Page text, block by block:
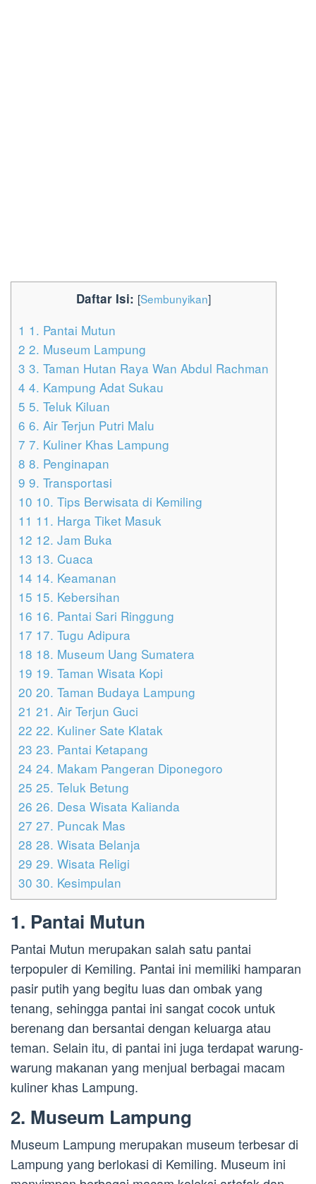
Daftar Isi: [Sembunyikan]
1 1. Pantai Mutun
2 2. Museum Lampung
3 3. Taman Hutan Raya Wan Abdul Rachman
4 4. Kampung Adat Sukau
5 5. Teluk Kiluan
6 6. Air Terjun Putri Malu
7 7. Kuliner Khas Lampung
8 8. Penginapan
9 9. Transportasi
10 10. Tips Berwisata di Kemiling
11 11. Harga Tiket Masuk
12 12. Jam Buka
13 13. Cuaca
14 14. Keamanan
15 15. Kebersihan
16 16. Pantai Sari Ringgung
17 17. Tugu Adipura
18 18. Museum Uang Sumatera
19 19. Taman Wisata Kopi
20 20. Taman Budaya Lampung
21 21. Air Terjun Guci
22 22. Kuliner Sate Klatak
23 23. Pantai Ketapang
24 24. Makam Pangeran Diponegoro
25 25. Teluk Betung
26 26. Desa Wisata Kalianda
27 27. Puncak Mas
28 28. Wisata Belanja
29 29. Wisata Religi
30 30. Kesimpulan
1. Pantai Mutun
Pantai Mutun merupakan salah satu pantai
terpopuler di Kemiling. Pantai ini memiliki hamparan
pasir putih yang begitu luas dan ombak yang
tenang, sehingga pantai ini sangat cocok untuk
berenang dan bersantai dengan keluarga atau
teman. Selain itu, di pantai ini juga terdapat warung-
warung makanan yang menjual berbagai macam
kuliner khas Lampung.
2. Museum Lampung
Museum Lampung merupakan museum terbesar di
Lampung yang berlokasi di Kemiling. Museum ini